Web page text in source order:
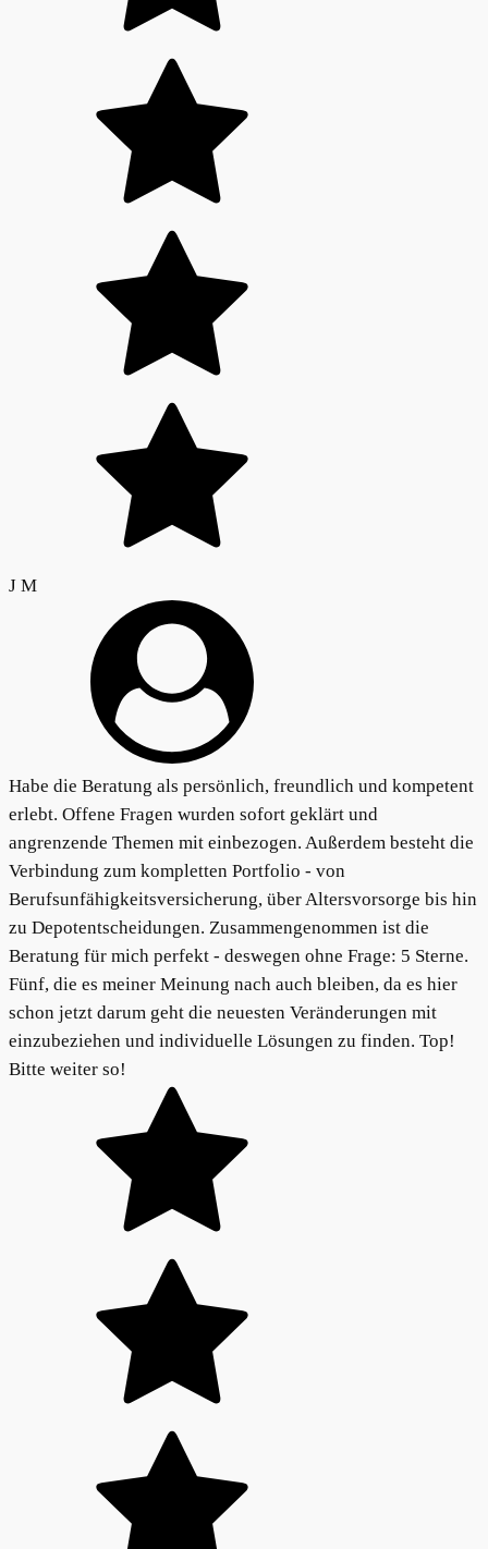
J M
Habe die Beratung als persönlich, freundlich und kompetent
erlebt. Offene Fragen wurden sofort geklärt und
angrenzende Themen mit einbezogen. Außerdem besteht die
Verbindung zum kompletten Portfolio - von
Berufsunfähigkeitsversicherung, über Altersvorsorge bis hin
zu Depotentscheidungen. Zusammengenommen ist die
Beratung für mich perfekt - deswegen ohne Frage: 5 Sterne.
Fünf, die es meiner Meinung nach auch bleiben, da es hier
schon jetzt darum geht die neuesten Veränderungen mit
einzubeziehen und individuelle Lösungen zu finden. Top!
Bitte weiter so!